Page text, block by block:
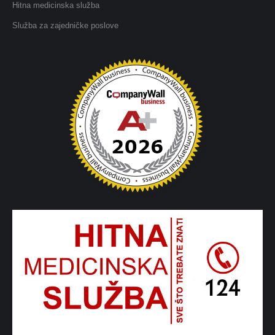
Hitna medicinska služba
Služba za zajedničke poslove